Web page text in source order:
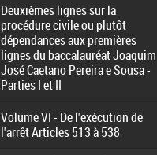
Deuxièmes lignes sur la
procédure civile ou plutôt
dépendances aux premières
lignes du baccalauréat Joaquim
José Caetano Pereira e Sousa -
Parties I et II
Volume VI - De l'exécution de
l'arrêt Articles 513 à 538